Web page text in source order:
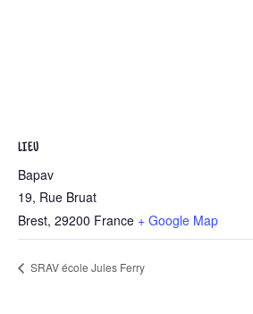
LIEU
Bapav
19, Rue Bruat
Brest, 29200 France + Google Map
SRAV école Jules Ferry